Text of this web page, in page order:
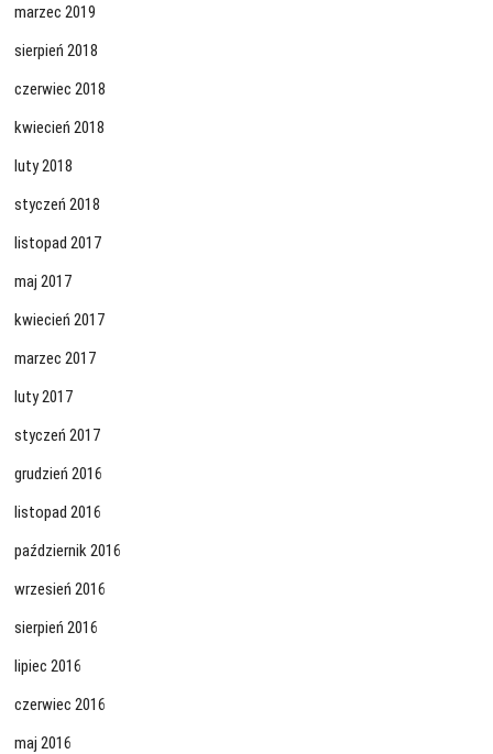
marzec 2019
sierpień 2018
czerwiec 2018
kwiecień 2018
luty 2018
styczeń 2018
listopad 2017
maj 2017
kwiecień 2017
marzec 2017
luty 2017
styczeń 2017
grudzień 2016
listopad 2016
październik 2016
wrzesień 2016
sierpień 2016
lipiec 2016
czerwiec 2016
maj 2016